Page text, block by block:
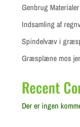
Genbrug
Indsamling af
Spindelvæv i
Græsplæne mos
Recent
Der er ingen